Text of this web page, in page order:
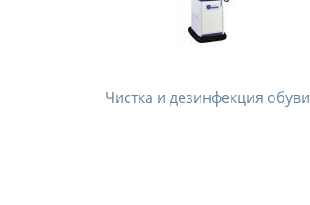
Чистка и дезинфекция обуви